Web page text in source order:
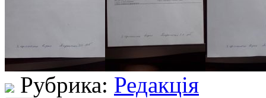
Рубрика: Редакція